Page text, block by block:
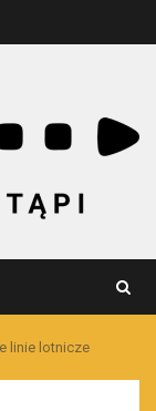
linie lotnicze